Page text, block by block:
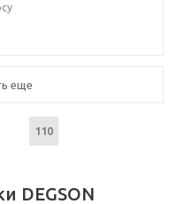
еще
110
DEGSON